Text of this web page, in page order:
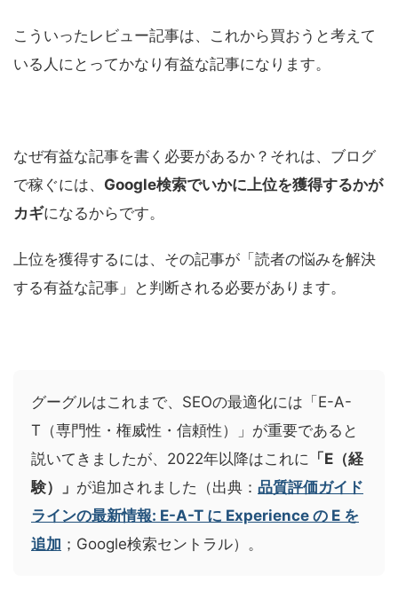
こういったレビュー記事は、これから買おうと考えて
いる人にとってかなり有益な記事になります。
なぜ有益な記事を書く必要があるか？それは、ブログ
で稼ぐには、 Google検索でいかに上位を獲得するかが
カギになるからです。
上位を獲得するには、その記事が「読者の悩みを解決
する有益な記事」と判断される必要があります。
グーグルはこれまで、SEOの最適化には「E-A-
T（専門性・権威性・信頼性）」が重要であると
説いてきましたが、2022年以降はこれに 「E（経
験）」 が追加されました（出典： 品質評価ガイド
ラインの最新情報: E-A-T に Experience の E を
追加 ；Google検索セントラル）。